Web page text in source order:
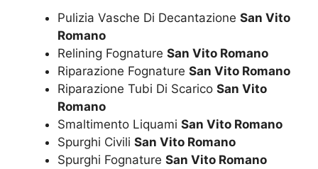
Pulizia Vasche Di Decantazione San Vito
Romano
Relining Fognature San Vito Romano
Riparazione Fognature San Vito Romano
Riparazione Tubi Di Scarico San Vito
Romano
Smaltimento Liquami San Vito Romano
Spurghi Civili San Vito Romano
Spurghi Fognature San Vito Romano